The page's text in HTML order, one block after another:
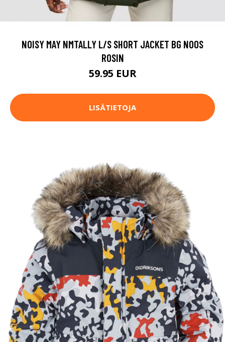
NOISY MAY NMTALLY L/S SHORT JACKET BG NOOS
ROSIN
59.95 EUR
LISÄTIETOJA